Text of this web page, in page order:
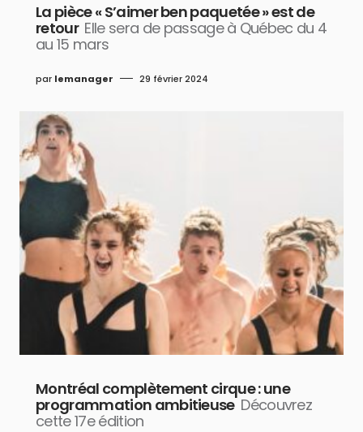
La pièce « S’aimer ben paquetée » est de
retour Elle sera de passage à Québec du 4
au 15 mars
par lemanager 29 février 2024
Montréal complètement cirque : une
programmation ambitieuse Découvrez
cette 17e édition